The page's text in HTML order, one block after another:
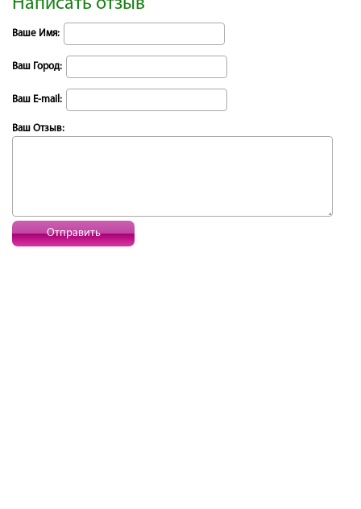
Написать отзыв
Ваше Имя:
Ваш Город:
Ваш E-mail:
Ваш Отзыв:
Отправить